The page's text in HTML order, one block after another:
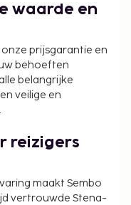
waarde en
prijsgarantie en
behoeften
belangrijke
veilige en
reizigers
maakt Sembo
vertrouwde Stena-